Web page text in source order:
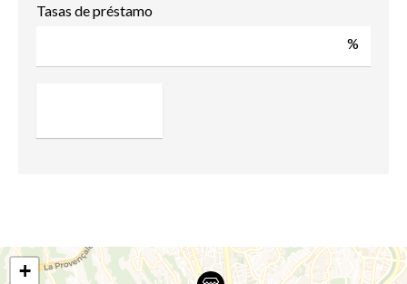
Tasas de préstamo
%
+